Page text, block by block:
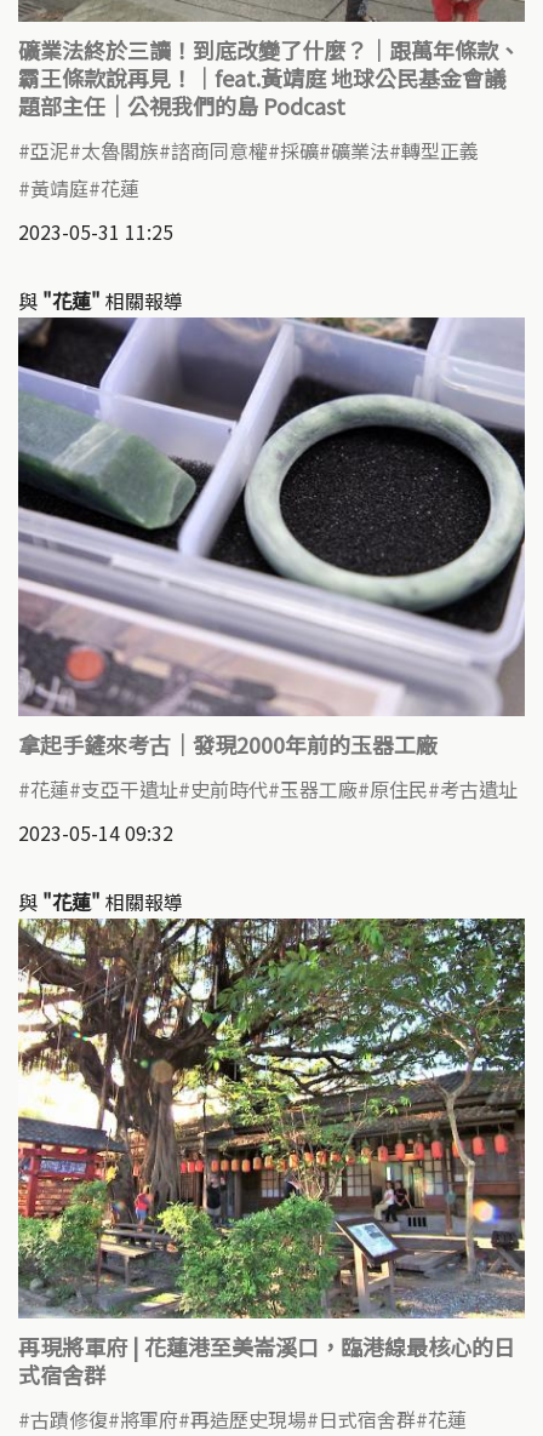
礦業法終於三讀！到底改變了什麼？｜跟萬年條款、
霸王條款說再見！｜feat.黃靖庭 地球公民基金會議
題部主任｜公視我們的島 Podcast
亞泥 太魯閣族 諮商同意權 採礦 礦業法 轉型正義
黃靖庭 花蓮
2023-05-31 11:25
與 "花蓮" 相關報導
拿起手鏟來考古｜發現2000年前的玉器工廠
花蓮 支亞干遺址 史前時代 玉器工廠 原住民 考古遺址
2023-05-14 09:32
與 "花蓮" 相關報導
再現將軍府 | 花蓮港至美崙溪口，臨港線最核心的日
式宿舍群
古蹟修復 將軍府 再造歷史現場 日式宿舍群 花蓮